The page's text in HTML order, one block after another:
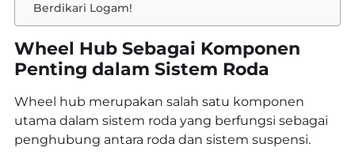
Berdikari Logam!
Wheel Hub Sebagai Komponen
Penting dalam Sistem Roda
Wheel hub merupakan salah satu komponen
utama dalam sistem roda yang berfungsi sebagai
penghubung antara roda dan sistem suspensi.